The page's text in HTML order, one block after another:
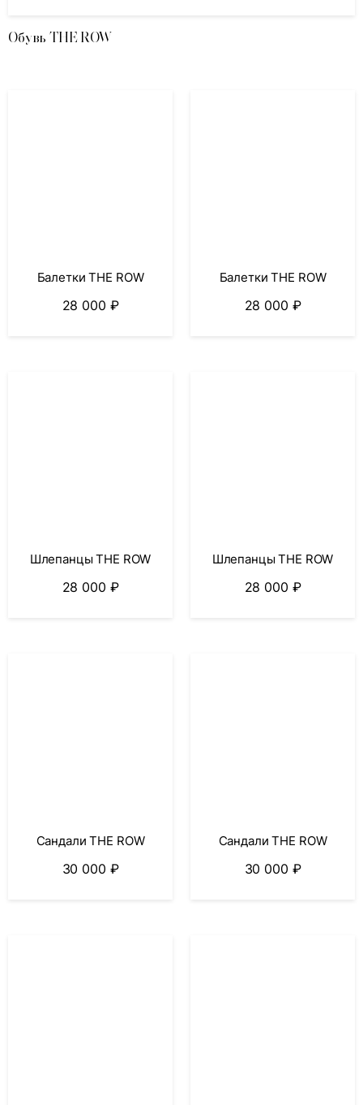
Обувь THE ROW
Балетки THE ROW
28 000 ₽
Балетки THE ROW
28 000 ₽
Шлепанцы THE ROW
28 000 ₽
Шлепанцы THE ROW
28 000 ₽
Сандали THE ROW
30 000 ₽
Сандали THE ROW
30 000 ₽